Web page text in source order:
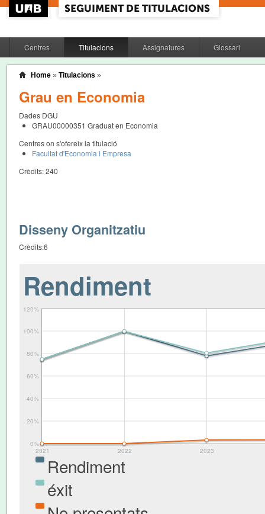
Centres Titulacions Assignatures Glossari
Home » Titulacions »
Grau en Economia
Dades DGU
GRAU00000351 Graduat en Economia
Centres on s'ofereix la titulació
Facultat d'Economia i Empresa
Crèdits:240
Disseny Organitzatiu
Crèdits:6
Rendiment
2021 2022 2023
0%
20%
40%
60%
80%
100%
120%
Rendiment
éxit